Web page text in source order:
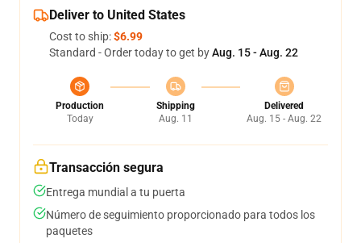
Deliver to United States
Cost to ship:$6.99
Standard - Order today to get byAug. 15 - Aug. 22
Production
Today
Shipping
Aug. 11
Delivered
Aug. 15 - Aug. 22
Transacción segura
Entrega mundial a tu puerta
Número de seguimiento proporcionado para todos los
paquetes